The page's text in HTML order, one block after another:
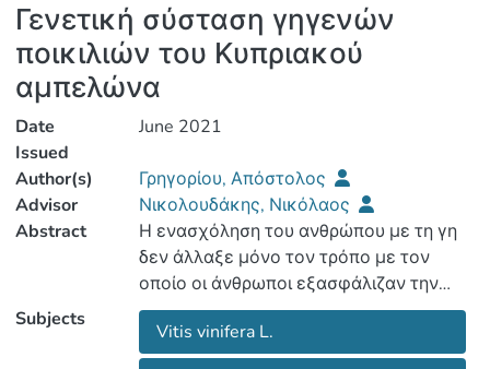
Γενετική σύσταση γηγενών
ποικιλιών του Κυπριακού
αμπελώνα
Date
Issued
June 2021
Author(s)
Γρηγορίου, Απόστολος
Advisor
Νικολουδάκης, Νικόλαος
Abstract
Η ενασχόληση του ανθρώπου με τη γη
δεν άλλαξε μόνο τον τρόπο με τον
οποίο οι άνθρωποι εξασφάλιζαν την
τροφή τους∙ άλλαξε κυρίως τη
συμπεριφορά τους και συνεπώς την ίδια
τους τη ζωή. Έμαθαν να μιλούν, να
Subjects
Vitis vinifera L.